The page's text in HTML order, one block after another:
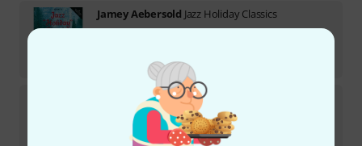
Jamey Aebersold Jazz Holiday Classics
Jamey AebersoldAll the Things You Are
Sofort lieferbar